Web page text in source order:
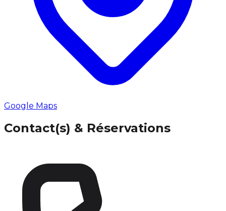
Google Maps
Contact(s) & Réservations